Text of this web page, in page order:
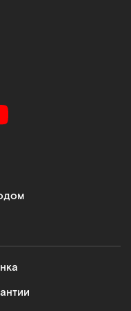
мебель
минимизируют риск
на кроватях
наклона ложа
покрытие
или ручным
складные и